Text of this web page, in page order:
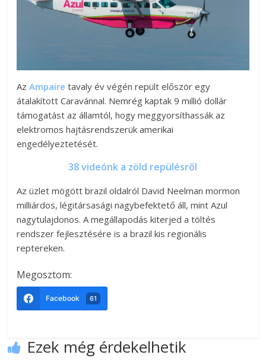
AzAmpaire tavaly év végén repült először egy
átalakított Caravánnal. Nemrég kaptak 9 millió dollár
támogatást az államtól, hogy meggyorsíthassák az
elektromos hajtásrendszerük amerikai
engedélyeztetését.
38 videónk a zöld repülésről
Az üzlet mögött brazil oldalról David Neelman mormon
milliárdos, légitársasági nagybefektető áll, mint Azul
nagytulajdonos. A megállapodás kiterjed a töltés
rendszer fejlesztésére is a brazil kis regionális
reptereken.
Megosztom:
Facebook 61
Ezek még érdekelhetik